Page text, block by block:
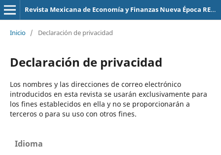
Revista Mexicana de Economía y Finanzas Nueva Época REMEF (The Mexican Journal of Economics and Finance)
Inicio / Declaración de privacidad
Declaración de privacidad
Los nombres y las direcciones de correo electrónico
introducidos en esta revista se usarán exclusivamente para
los fines establecidos en ella y no se proporcionarán a
terceros o para su uso con otros fines.
Idioma